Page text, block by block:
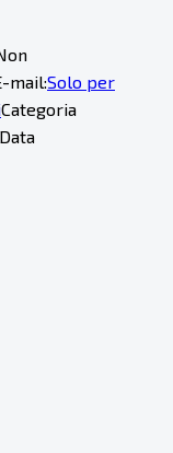
mail:Solo per
Categoria
Data